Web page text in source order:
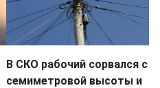
В СКО рабочий сорвался с
семиметровой высоты и